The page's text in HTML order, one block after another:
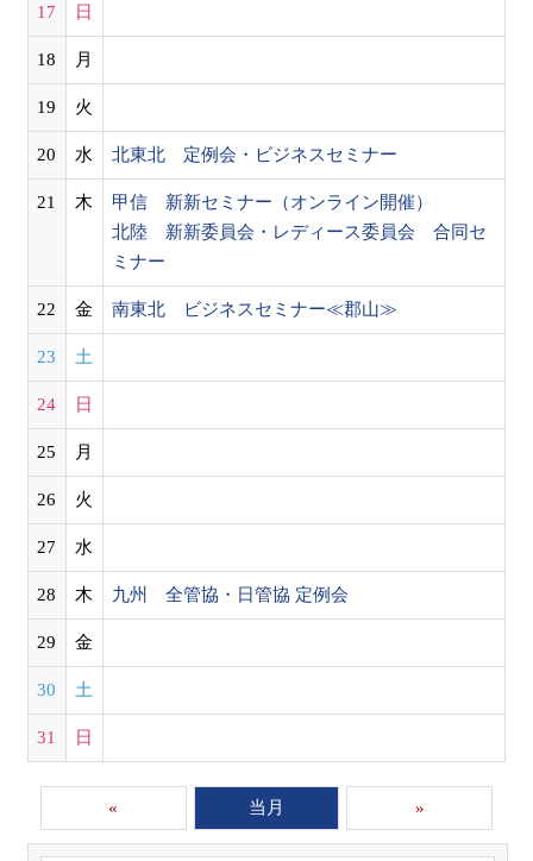
17 日
18 月
19 火
20 水 北東北 定例会・ビジネスセミナー
21 木
甲信 新新セミナー（オンライン開催）
北陸 新新委員会・レディース委員会 合同セ
ミナー
22 金 南東北 ビジネスセミナー≪郡山≫
23 土
24 日
25 月
26 火
27 水
28 木 九州 全管協・日管協 定例会
29 金
30 土
31 日
« 当月 »